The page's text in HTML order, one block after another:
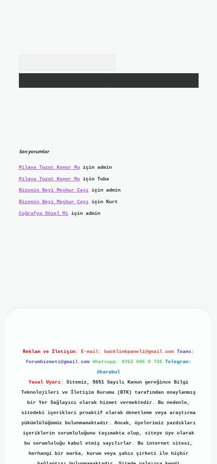
Son yorumlar
Pilava Tuzot Konur Muiçin admin
Pilava Tuzot Konur Muiçin Tuba
Rizenin Neyi Meşhur Çayıiçin admin
Rizenin Neyi Meşhur Çayıiçin Kurt
Coğrafya Sözel Miiçin admin
Reklam ve İletişim: E-mail: backlinkpaneli@gmail.com Teams:
forumhizmeti@gmail.com Whatsapp: 0262 606 0 726 Telegram:
@karabul
Yasal Uyarı:
Sitemiz, 5651 Sayılı Kanun gereğince Bilgi
Teknolojileri ve İletişim Kurumu (BTK) tarafından onaylanmış
bir Yer Sağlayıcı olarak hizmet vermektedir. Bu nedenle,
sitedeki içerikleri proaktif olarak denetleme veya araştırma
yükümlülüğümüz bulunmamaktadır. Ancak, üyelerimiz yazdıkları
içeriklerin sorumluluğunu taşımakta olup, siteye üye olarak
bu sorumluluğu kabul etmiş sayılırlar. Bu internet sitesi,
herhangi bir marka, kurum veya şahıs şirketi ile hiçbir